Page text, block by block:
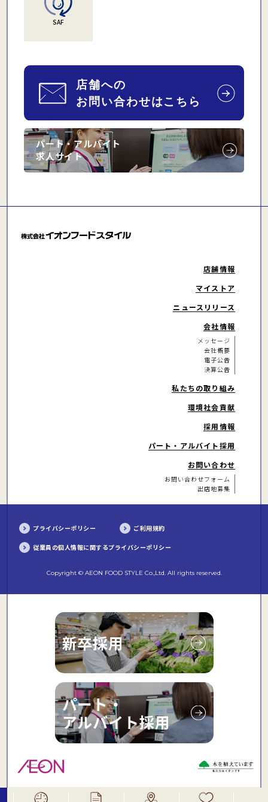
SAF
パート・アルバイト
求人サイト
店舗情報
マイストア
ニュースリリース
会社情報
メッセージ
会社概要
電子公告
決算公告
私たちの取り組み
環境社会貢献
採用情報
パート・アルバイト採用
お問い合わせ
お問い合わせフォーム
出店地募集
プライバシーポリシー ご利用規約
従業員の個人情報に関するプライバシーポリシー
Copyright © AEON FOOD STYLE Co.,Ltd. All rights reserved.
新卒採用
パート・
アルバイト採用